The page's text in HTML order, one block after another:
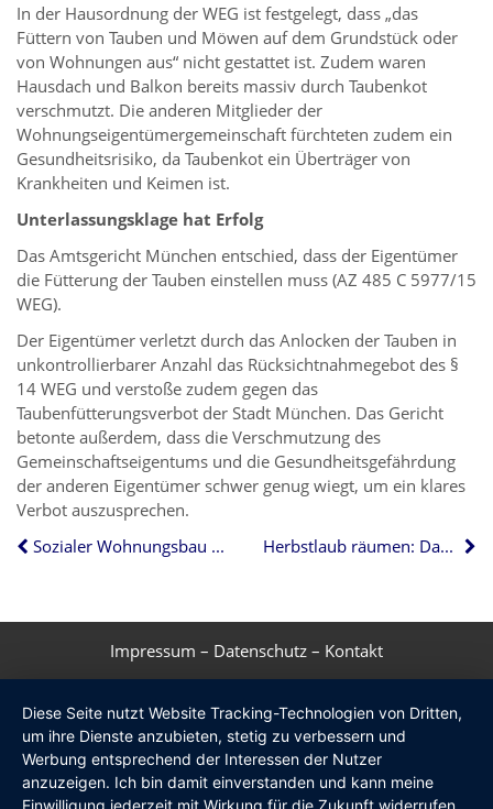
In der Hausordnung der WEG ist festgelegt, dass „das
Füttern von Tauben und Möwen auf dem Grundstück oder
von Wohnungen aus“ nicht gestattet ist. Zudem waren
Hausdach und Balkon bereits massiv durch Taubenkot
verschmutzt. Die anderen Mitglieder der
Wohnungseigentümergemeinschaft fürchteten zudem ein
Gesundheitsrisiko, da Taubenkot ein Überträger von
Krankheiten und Keimen ist.
Unterlassungsklage hat Erfolg
Das Amtsgericht München entschied, dass der Eigentümer
die Fütterung der Tauben einstellen muss (AZ 485 C 5977/15
WEG).
Der Eigentümer verletzt durch das Anlocken der Tauben in
unkontrollierbarer Anzahl das Rücksichtnahmegebot des §
14 WEG und verstoße zudem gegen das
Taubenfütterungsverbot der Stadt München. Das Gericht
betonte außerdem, dass die Verschmutzung des
Gemeinschaftseigentums und die Gesundheitsgefährdung
der anderen Eigentümer schwer genug wiegt, um ein klares
Verbot auszusprechen.
Sozialer Wohnungsbau stockt
Herbstlaub räumen: Das sind Ihre Pflichten
Impressum – Datenschutz – Kontakt
Diese Seite nutzt Website Tracking-Technologien von Dritten,
um ihre Dienste anzubieten, stetig zu verbessern und
Werbung entsprechend der Interessen der Nutzer
anzuzeigen. Ich bin damit einverstanden und kann meine
Einwilligung jederzeit mit Wirkung für die Zukunft widerrufen